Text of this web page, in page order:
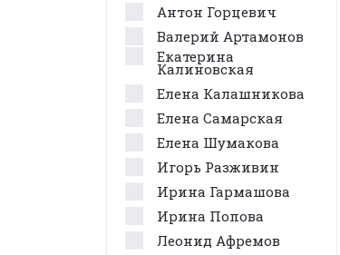
Антон Горцевич
Валерий Артамонов
Екатерина
Калиновская
Елена Калашникова
Елена Самарская
Елена Шумакова
Игорь Разживин
Ирина Гармашова
Ирина Попова
Леонид Афремов